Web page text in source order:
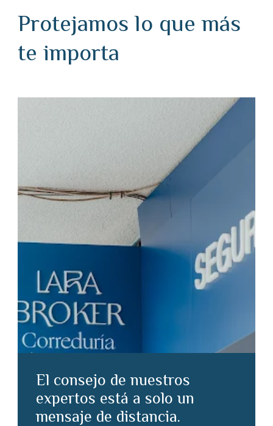
Protejamos lo que más
te importa
El consejo de nuestros
expertos está a solo un
mensaje de distancia.